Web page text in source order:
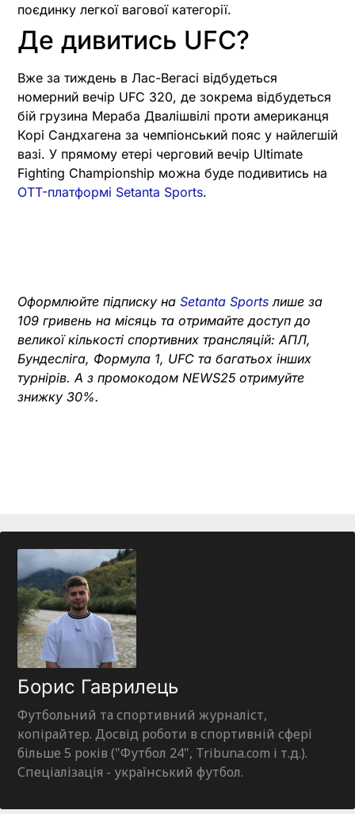
поєдинку легкої вагової категорії.
Де дивитись UFC?
Вже за тиждень в Лас-Вегасі відбудеться
номерний вечір UFC 320, де зокрема відбудеться
бій грузина Мераба Двалішвілі проти американця
Корі Сандхагена за чемпіонський пояс у найлегшій
вазі. У прямому етері черговий вечір Ultimate
Fighting Championship можна буде подивитись на
OTT-платформі Setanta Sports.
Оформлюйте підписку на Setanta Sports лише за
109 гривень на місяць та отримайте доступ до
великої кількості спортивних трансляцій: АПЛ,
Бундесліга, Формула 1, UFC та багатьох інших
турнірів. А з промокодом NEWS25 отримуйте
знижку 30%.
Борис Гаврилець
Футбольний та спортивний журналіст,
копірайтер. Досвід роботи в спортивній сфері
більше 5 років ("Футбол 24", Tribuna.com і т.д.).
Спеціалізація - український футбол.